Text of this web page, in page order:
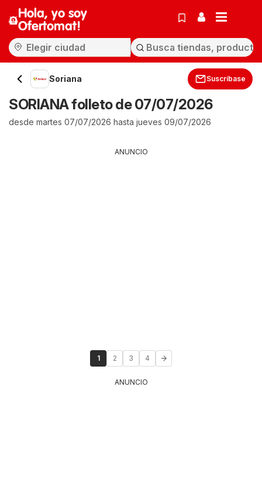
Hola, yo soy
Ofertomat!
Soriana Suscríbase
SORIANA folleto de 07/07/2026
desde martes 07/07/2026 hasta jueves 09/07/2026
ANUNCIO
1 2 3 4
ANUNCIO